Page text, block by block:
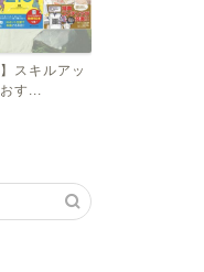
【手術看護】【入門編】オ
にとってためになる雑誌３